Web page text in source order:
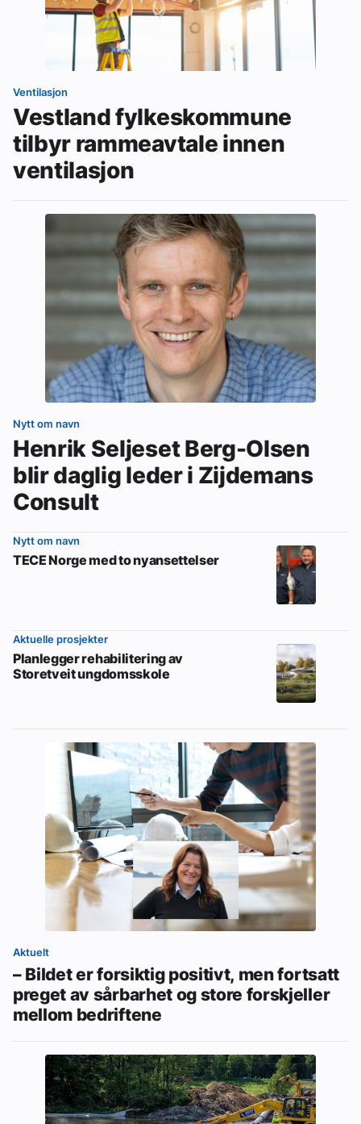
Ventilasjon
Vestland fylkeskommune
tilbyr rammeavtale innen
ventilasjon
Nytt om navn
Henrik Seljeset Berg-Olsen
blir daglig leder i Zijdemans
Consult
Nytt om navn
TECE Norge med to nyansettelser
Aktuelle prosjekter
Planlegger rehabilitering av
Storetveit ungdomsskole
Aktuelt
– Bildet er forsiktig positivt, men fortsatt
preget av sårbarhet og store forskjeller
mellom bedriftene